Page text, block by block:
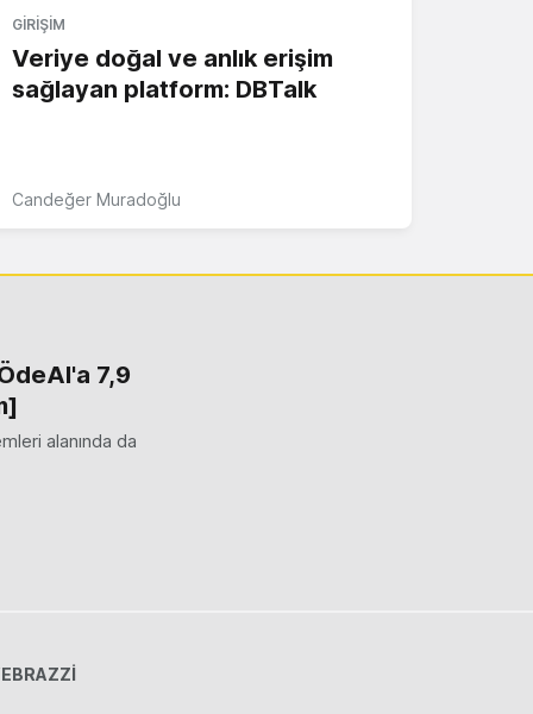
GIRIŞIM
Veriye doğal ve anlık erişim
sağlayan platform: DBTalk
Candeğer Muradoğlu
7,9
alanında da